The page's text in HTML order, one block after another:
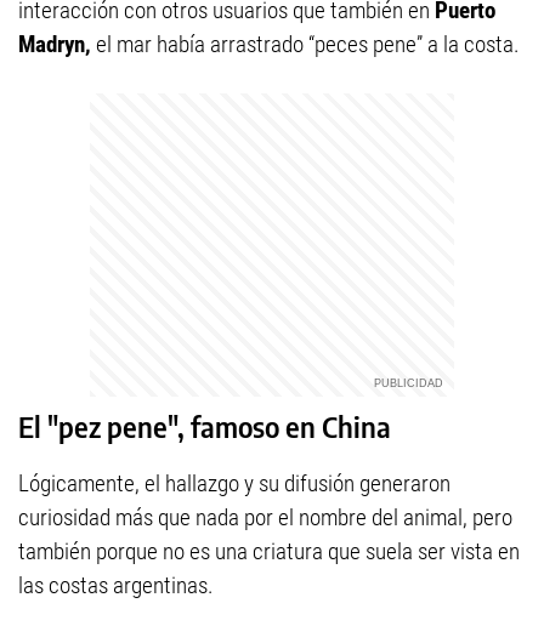
interacción con otros usuarios que también en Puerto
Madryn, el mar había arrastrado “peces pene” a la costa.
El "pez pene", famoso en China
Lógicamente, el hallazgo y su difusión generaron
curiosidad más que nada por el nombre del animal, pero
también porque no es una criatura que suela ser vista en
las costas argentinas.